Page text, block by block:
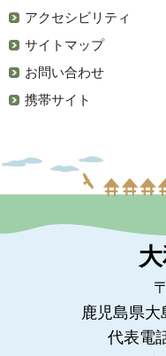
アクセシビリティ
サイトマップ
お問い合わせ
携帯サイト
鹿児島県
代表電